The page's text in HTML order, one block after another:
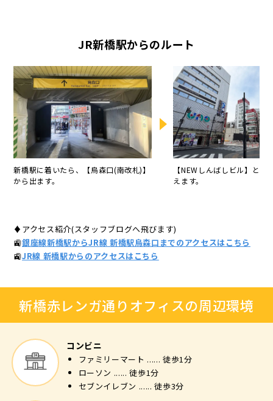
JR新橋駅からのルート
新橋駅に着いたら、【烏森口(南改札)】
から出ます。
【NEWしんばしビル】と【
えます。
♦アクセス紹介(スタッフブログへ飛びます)
🚉銀座線新橋駅からJR線 新橋駅烏森口までのアクセスはこちら
🚉JR線 新橋駅からのアクセスはこちら
新橋赤レンガ通りオフィスの周辺環境
コンビニ
ファミリーマート ...... 徒歩1分
ローソン ...... 徒歩1分
セブンイレブン ...... 徒歩3分